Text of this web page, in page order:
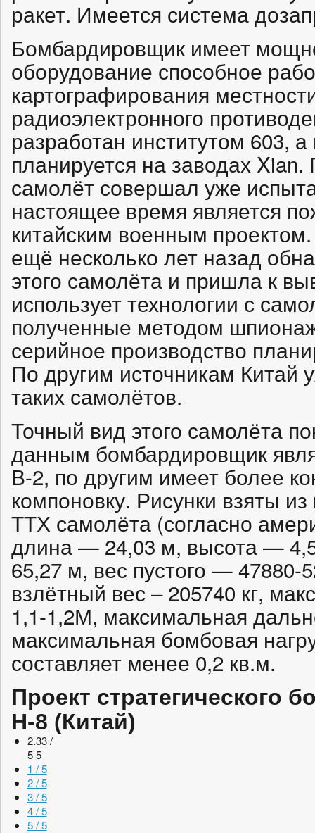
ракет. Имеется система
Бомбардировщик имеет
оборудование способное
картографирования
радиоэлектронного
разработан институтом 603,
планируется на заводах
самолёт совершал уже
настоящее время является
китайским военным
ещё несколько лет назад
этого самолёта и пришла к
использует технологии с
полученные методом
серийное производство
По другим источникам Китай
таких самолётов.
Точный вид этого самолёта
данным бомбардировщик
В-2, по другим имеет более
компоновку. Рисунки взяты из
ТТХ самолёта (согласно
длина — 24,03 м, высота —
65,27 м, вес пустого — 47880-
взлётный вес – 205740 кг,
1,1-1,2М, максимальная
максимальная бомбовая
составляет менее 0,2 кв.м.
Проект стратегического
H-8 (Китай)
2.33 /
5 5
1 / 5
2 / 5
3 / 5
4 / 5
5 / 5